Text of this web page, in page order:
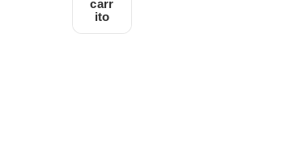
carr
ito